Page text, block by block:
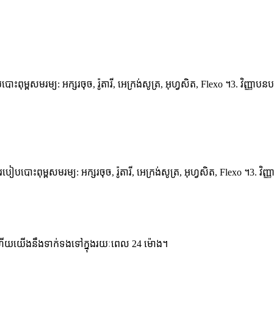
ោះពុម្ពសមរម្យ: អក្សរចុច, រ៉ូតារី, អេក្រង់សូត្រ, អុហ្វសិត, Flexo ។3. វិញ្ញាបន
បៀបបោះពុម្ពសមរម្យ: អក្សរចុច, រ៉ូតារី, អេក្រង់សូត្រ, អុហ្វសិត, Flexo ។3. វិញ្
យើងនឹងទាក់ទងទៅក្នុងរយៈពេល 24 ម៉ោង។